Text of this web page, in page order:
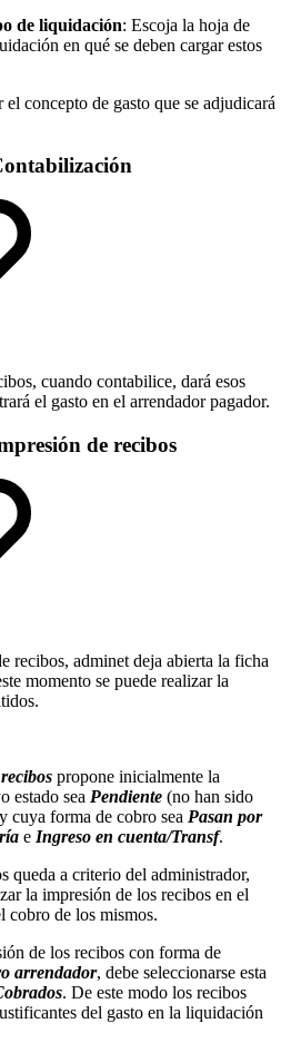
de liquidación: Escoja la hoja de
en qué se deben cargar estos
el concepto de gasto que se adjudicará
cuando contabilice, dará esos
el gasto en el arrendador pagador.
de recibos
recibos, adminet deja abierta la ficha
momento se puede realizar la
propone inicialmente la
estado sea Pendiente (no han sido
cuya forma de cobro sea Pasan por
e Ingreso en cuenta/Transf.
queda a criterio del administrador,
la impresión de los recibos en el
cobro de los mismos.
de los recibos con forma de
arrendador, debe seleccionarse esta
. De este modo los recibos
del gasto en la liquidación